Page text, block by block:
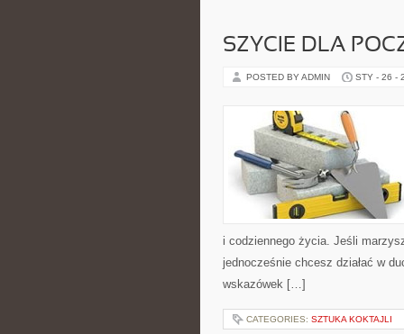
SZYCIE DLA
POSTED BY ADMIN STY - 26 -
i codziennego życia. Jeśli
jednocześnie chcesz działać w
wskazówek […]
CATEGORIES: SZTUKA KOKTAJLI